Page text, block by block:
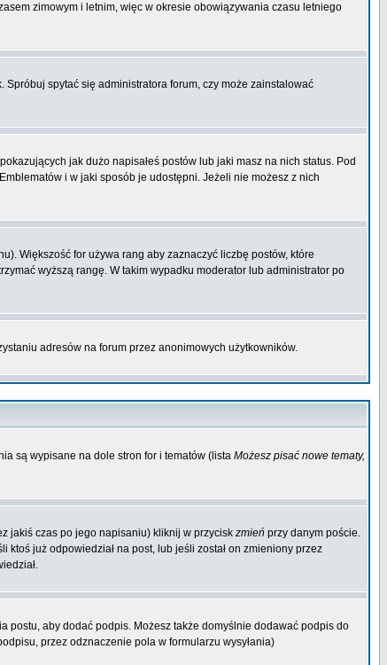
zimowym i letnim, więc w okresie obowiązywania czasu letniego
spytać się administratora forum, czy może zainstalować
jak dużo napisałeś postów lub jaki masz na nich status. Pod
i w jaki sposób je udostępni. Jeżeli nie możesz z nich
Większość for używa rang aby zaznaczyć liczbę postów, które
wyższą rangę. W takim wypadku moderator lub administrator po
adresów na forum przez anonimowych użytkowników.
są wypisane na dole stron for i tematów (lista Możesz pisać nowe tematy,
jakiś czas po jego napisaniu) kliknij w przycisk zmień przy danym poście.
już odpowiedział na post, lub jeśli został on zmieniony przez
postu, aby dodać podpis. Możesz także domyślnie dodawać podpis do
przez odznaczenie pola w formularzu wysyłania)